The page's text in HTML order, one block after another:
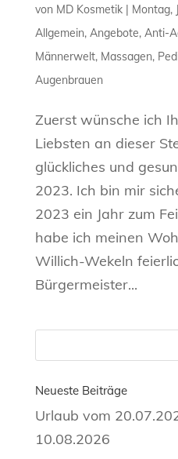
von MD Kosmetik| Montag,
Allgemein, Angebote, Anti-
Männerwelt, Massagen,
Augenbrauen
Zuerst wünsche ich
Liebsten an dieser
glückliches und
2023. Ich bin mir
2023 ein Jahr zum
habe ich meinen
Willich-Wekeln
Bürgermeister...
Neueste Beiträge
Urlaub vom
10.08.2026